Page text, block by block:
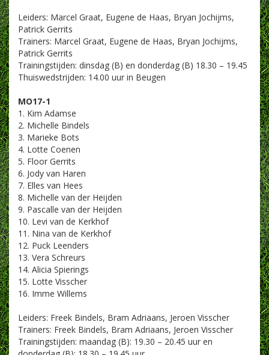
Leiders: Marcel Graat, Eugene de Haas, Bryan Jochijms,
Patrick Gerrits
Trainers: Marcel Graat, Eugene de Haas, Bryan Jochijms,
Patrick Gerrits
Trainingstijden: dinsdag (B) en donderdag (B) 18.30 – 19.45
Thuiswedstrijden: 14.00 uur in Beugen
MO17-1
1. Kim Adamse
2. Michelle Bindels
3. Marieke Bots
4. Lotte Coenen
5. Floor Gerrits
6. Jody van Haren
7. Elles van Hees
8. Michelle van der Heijden
9. Pascalle van der Heijden
10. Levi van de Kerkhof
11. Nina van de Kerkhof
12. Puck Leenders
13. Vera Schreurs
14. Alicia Spierings
15. Lotte Visscher
16. Imme Willems
Leiders: Freek Bindels, Bram Adriaans, Jeroen Visscher
Trainers: Freek Bindels, Bram Adriaans, Jeroen Visscher
Trainingstijden: maandag (B): 19.30 – 20.45 uur en